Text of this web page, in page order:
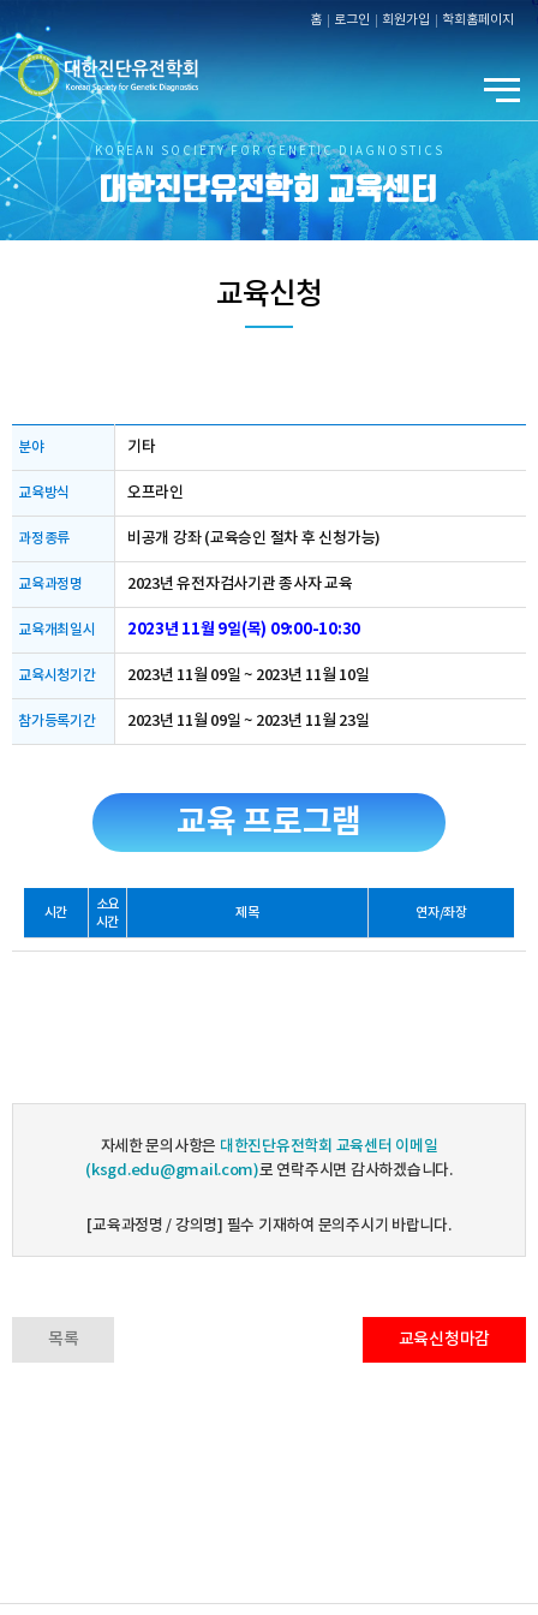
홈 로그인 회원가입 학회홈페이지
KOREAN SOCIETY FOR GENETIC DIAGNOSTICS
대한진단유전학회 교육센터
교육신청
분야 기타
교육방식 오프라인
과정종류 비공개 강좌 (교육승인 절차 후 신청가능)
교육과정명 2023년 유전자검사기관 종사자 교육
교육개최일시 2023년 11월 9일(목) 09:00-10:30
교육시청기간 2023년 11월 09일 ~ 2023년 11월 10일
참가등록기간 2023년 11월 09일 ~ 2023년 11월 23일
교육 프로그램
시간
소요
시간
제목 연자/좌장
자세한 문의사항은 대한진단유전학회 교육센터 이메일
(ksgd.edu@gmail.com)로 연락주시면 감사하겠습니다.
[교육과정명 / 강의명] 필수 기재하여 문의주시기 바랍니다.
목록 교육신청마감